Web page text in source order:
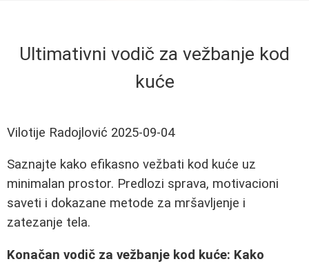
Ultimativni vodič za vežbanje kod
kuće
Vilotije Radojlović 2025-09-04
Saznajte kako efikasno vežbati kod kuće uz
minimalan prostor. Predlozi sprava, motivacioni
saveti i dokazane metode za mršavljenje i
zatezanje tela.
Konačan vodič za vežbanje kod kuće: Kako